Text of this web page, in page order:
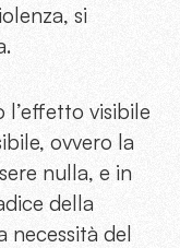
si
visibile
ovvero la
nulla, e in
della
necessità del